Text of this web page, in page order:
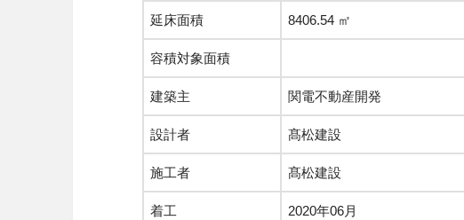
延床面積 8406.54 ㎡
容積対象面積
建築主 関電不動産開発
設計者 髙松建設
施工者 髙松建設
着工 2020年06月